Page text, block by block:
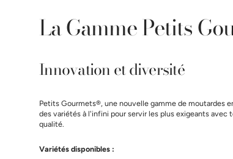
La Gamme Petits
Innovation et diversité
Petits Gourmets®, une nouvelle gamme de moutardes
des variétés à l'infini pour servir les plus exigeants
qualité.
Variétés disponibles :